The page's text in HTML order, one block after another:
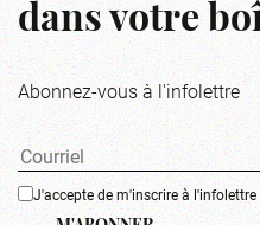
dans votre
Abonnez-vous à l'infolettre
J'accepte de m'inscrire à l'infolettre